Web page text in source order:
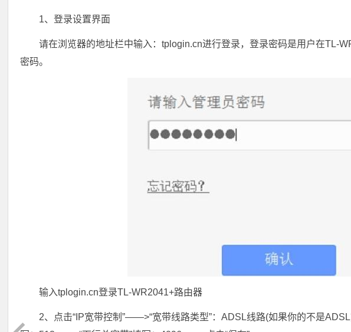
1、登录设置界面
请在浏览器的地址栏中输入：tplogin.cn进行登录，登录密码是用户在TL-
密码。
输入tplogin.cn登录TL-WR2041+路由器
2、点击“IP宽带控制”——>“宽带线路类型”：ADSL线路(如果你的不是